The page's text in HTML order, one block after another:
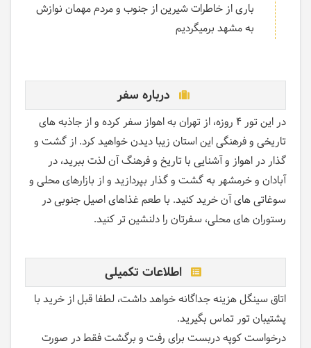
باری از خاطرات شیرین از جنوب و مردم مهمان نوازش
به مشهد برمیگردیم
درباره سفر
در این تور 4 روزه، از تهران به اهواز سفر کرده و از جاذبه های
تاریخی و فرهنگی این استان زیبا دیدن خواهید کرد. از گشت و
گذار در اهواز و آشنایی با تاریخ و فرهنگ آن لذت ببرید، در
آبادان و خرمشهر به گشت و گذار بپردازید و از بازارهای محلی و
سوغاتی های آن خرید کنید. با طعم غذاهای اصیل جنوبی در
رستوران های محلی، سفرتان را دلنشین تر کنید.
اطلاعات تکمیلی
اتاق سینگل هزینه جداگانه خواهد داشت، لطفا قبل از خرید با
پشتیبان تور تماس بگیرید.
درخواست کوپه دربست برای رفت و برگشت فقط در صورت